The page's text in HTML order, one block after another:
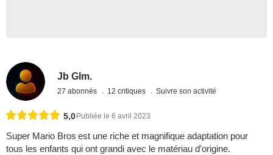
Jb Glm.
27 abonnés 12 critiques Suivre son activité
5,0 Publiée le 6 avril 2023
Super Mario Bros est une riche et magnifique adaptation pour
tous les enfants qui ont grandi avec le matériau d'origine.